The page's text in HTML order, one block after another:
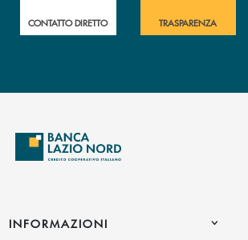
CONTATTO DIRETTO TRASPARENZA
INFORMAZIONI